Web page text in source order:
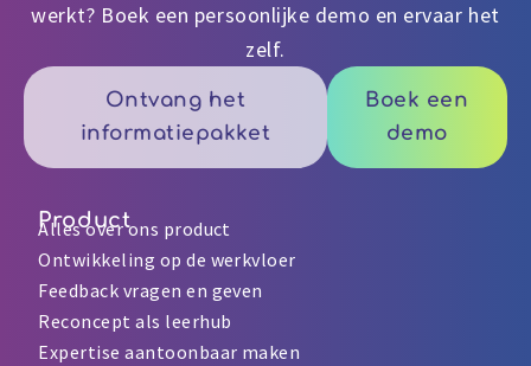
werkt? Boek een persoonlijke demo en ervaar het
zelf.
Ontvang het
informatiepakket
Boek een
demo
Product
Alles over ons product
Ontwikkeling op de werkvloer
Feedback vragen en geven
Reconcept als leerhub
Expertise aantoonbaar maken